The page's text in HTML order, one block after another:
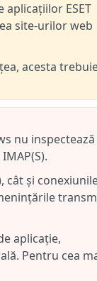
ESET
site-urilor web
acesta
nu inspectează
cât și
aplicație,
Pentru cea